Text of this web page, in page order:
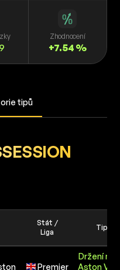
Zhodnocení
+7.54 %
tipů
Stát /
Liga
Tip
Premier
Držení
Aston